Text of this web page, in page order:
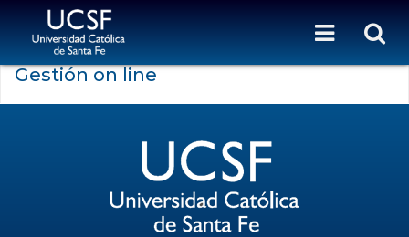
Gestión on line